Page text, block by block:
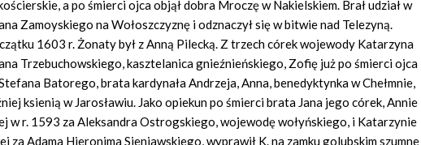
a po śmierci ojca objął dobra Mroczę w Nakielskiem. Brał udział w
Zamoyskiego na Wołoszczyznę i odznaczył się w bitwie nad Telezyną.
1603 r. Żonaty był z Anną Pilecką. Z trzech córek wojewody Katarzyna
Trzebuchowskiego, kasztelanica gnieźnieńskiego, Zofię już po śmierci ojca
Batorego, brata kardynała Andrzeja, Anna, benedyktynka w Chełmnie,
ksienią w Jarosławiu. Jako opiekun po śmierci brata Jana jego córek, Annie
w r. 1593 za Aleksandra Ostrogskiego, wojewodę wołyńskiego, i Katarzynie
za Adama Hieronima Sieniawskiego, wyprawił K. na zamku golubskim szumne